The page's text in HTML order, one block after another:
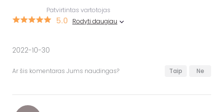
Patvirtintas vartotojas
5.0 Rodyti daugiau
2022-10-30
Ar šis komentaras Jums naudingas? Taip Ne